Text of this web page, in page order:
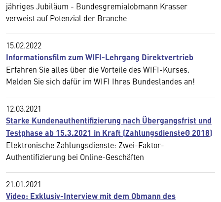
jähriges Jubiläum - Bundesgremialobmann Krasser
verweist auf Potenzial der Branche
15.02.2022
Informationsfilm zum WIFI-Lehrgang Direktvertrieb
Erfahren Sie alles über die Vorteile des WIFI-Kurses.
Melden Sie sich dafür im WIFI Ihres Bundeslandes an!
12.03.2021
Starke Kundenauthentifizierung nach Übergangsfrist und
Testphase ab 15.3.2021 in Kraft (ZahlungsdiensteG 2018)
Elektronische Zahlungsdienste: Zwei-Faktor-
Authentifizierung bei Online-Geschäften
21.01.2021
Video: Exklusiv-Interview mit dem Obmann des